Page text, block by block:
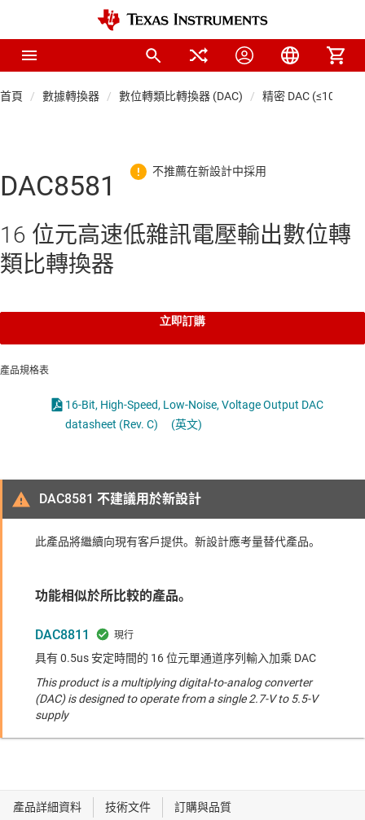
首頁 數據轉換器 數位轉類比轉換器 (DAC) 精密 DAC (≤10
DAC8581
16 位元高速低雜訊電壓輸出數位轉
類比轉換器
立即訂購
產品規格表
16-Bit, High-Speed, Low-Noise, Voltage Output DAC
datasheet (Rev. C)
(英文)
DAC8581 不建議用於新設計
此產品將繼續向現有客戶提供。新設計應考量替代產品。
功能相似於所比較的產品。
DAC8811
具有 0.5us 安定時間的 16 位元單通道序列輸入加乘 DAC
This product is a multiplying digital-to-analog converter
(DAC) is designed to operate from a single 2.7-V to 5.5-V
supply